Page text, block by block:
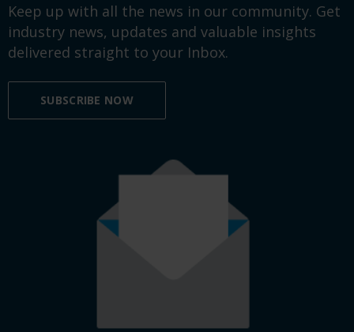
Keep up with all the news in our community. Get
industry news, updates and valuable insights
delivered straight to your Inbox.
SUBSCRIBE NOW